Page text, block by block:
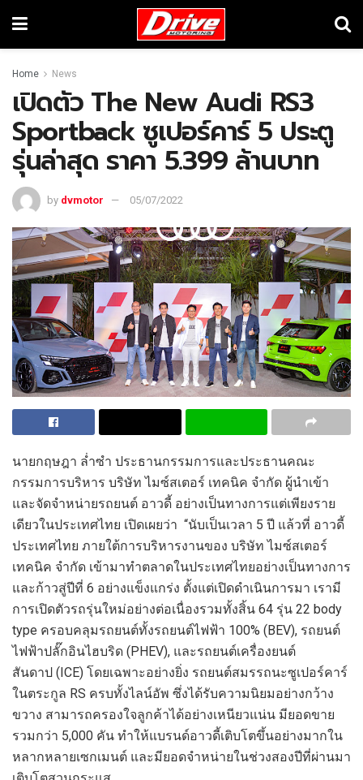
Home News
เปิดตัว The New Audi RS3
Sportback ซูเปอร์คาร์ 5 ประตู
รุ่นล่าสุด ราคา 5.399 ล้านบาท
by dvmotor 05/07/2022
นายกฤษฎา ล่ำซำ ประธานกรรมการและประธานคณะ
กรรมการบริหาร บริษัท ไมซ์สเตอร์ เทคนิค จำกัด ผู้นำเข้า
และจัดจำหน่ายรถยนต์ อาวดี้ อย่างเป็นทางการแต่เพียงราย
เดียวในประเทศไทย เปิดเผยว่า “นับเป็นเวลา 5 ปี แล้วที่ อาวดี้
ประเทศไทย ภายใต้การบริหารงานของ บริษัท ไมซ์สเตอร์
เทคนิค จำกัด เข้ามาทำตลาดในประเทศไทยอย่างเป็นทางการ
และก้าวสู่ปีที่ 6 อย่างแข็งแกร่ง ตั้งแต่เปิดดำเนินการมา เรามี
การเปิดตัวรถรุ่นใหม่อย่างต่อเนื่องรวมทั้งสิ้น 64 รุ่น 22 body
type ครอบคลุมรถยนต์ทั้งรถยนต์ไฟฟ้า 100% (BEV), รถยนต์
ไฟฟ้าปลั๊กอินไฮบริด (PHEV), และรถยนต์เครื่องยนต์
สันดาป (ICE) โดยเฉพาะอย่างยิ่ง รถยนต์สมรรถนะซูเปอร์คาร์
ในตระกูล RS ครบทั้งไลน์อัพ ซึ่งได้รับความนิยมอย่างกว้าง
ขวาง สามารถครองใจลูกค้าได้อย่างเหนียวแน่น มียอดขาย
รวมกว่า 5,000 คัน ทำให้แบรนด์อาวดี้เติบโตขึ้นอย่างมากใน
หลากหลายเซกเมนต์ และมียอดจำหน่ายในช่วงสองปีที่ผ่านมา